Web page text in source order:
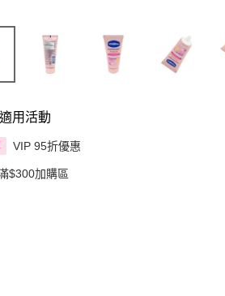
用活動
VIP 95折優惠
$300加購區